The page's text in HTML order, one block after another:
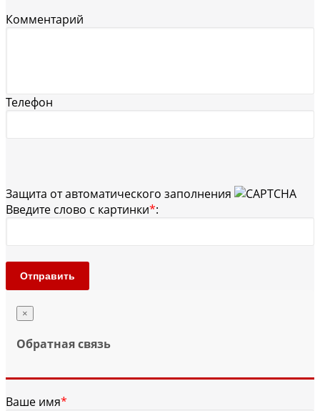
Комментарий
Телефон
Защита от автоматического заполнения
Введите слово с картинки*:
Отправить
×
Обратная связь
Ваше имя*